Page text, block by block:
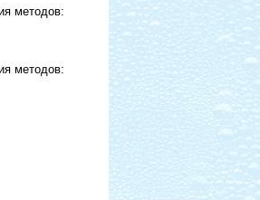
методов:
методов: